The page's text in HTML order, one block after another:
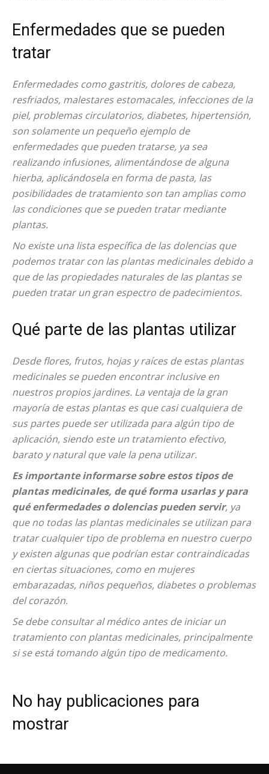
Enfermedades que se pueden
tratar
Enfermedades como gastritis, dolores de cabeza,
resfriados, malestares estomacales, infecciones de la
piel, problemas circulatorios, diabetes, hipertensión,
son solamente un pequeño ejemplo de
enfermedades que pueden tratarse, ya sea
realizando infusiones, alimentándose de alguna
hierba, aplicándosela en forma de pasta, las
posibilidades de tratamiento son tan amplias como
las condiciones que se pueden tratar mediante
plantas.
No existe una lista específica de las dolencias que
podemos tratar con las plantas medicinales debido a
que de las propiedades naturales de las plantas se
pueden tratar un gran espectro de padecimientos.
Qué parte de las plantas utilizar
Desde flores, frutos, hojas y raíces de estas plantas
medicinales se pueden encontrar inclusive en
nuestros propios jardines. La ventaja de la gran
mayoría de estas plantas es que casi cualquiera de
sus partes puede ser utilizada para algún tipo de
aplicación, siendo este un tratamiento efectivo,
barato y natural que vale la pena utilizar.
Es importante informarse sobre estos tipos de
plantas medicinales, de qué forma usarlas y para
qué enfermedades o dolencias pueden servir, ya
que no todas las plantas medicinales se utilizan para
tratar cualquier tipo de problema en nuestro cuerpo
y existen algunas que podrían estar contraindicadas
en ciertas situaciones, como en mujeres
embarazadas, niños pequeños, diabetes o problemas
del corazón.
Se debe consultar al médico antes de iniciar un
tratamiento con plantas medicinales, principalmente
si se está tomando algún tipo de medicamento.
No hay publicaciones para
mostrar